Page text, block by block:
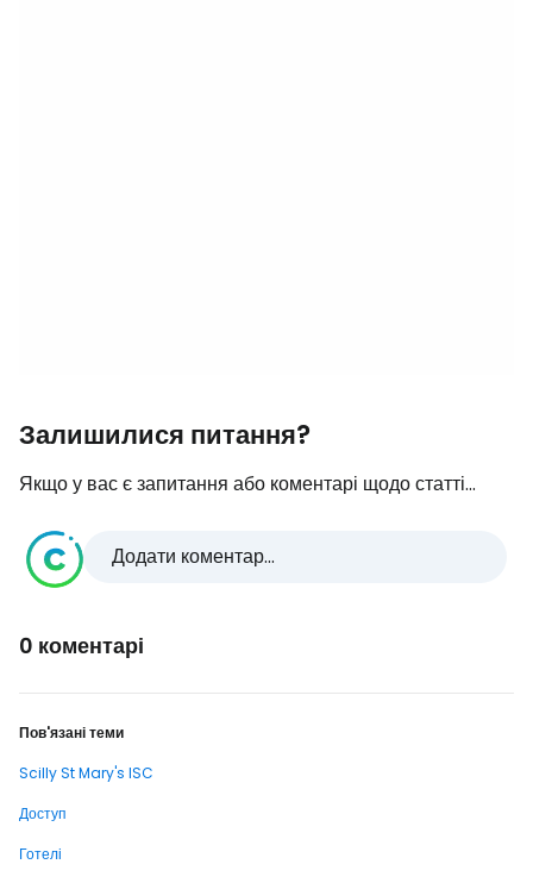
Залишилися питання?
Якщо у вас є запитання або коментарі щодо статті...
Додати коментар...
0 коментарі
Пов'язані теми
Scilly St Mary's ISC
Доступ
Готелі